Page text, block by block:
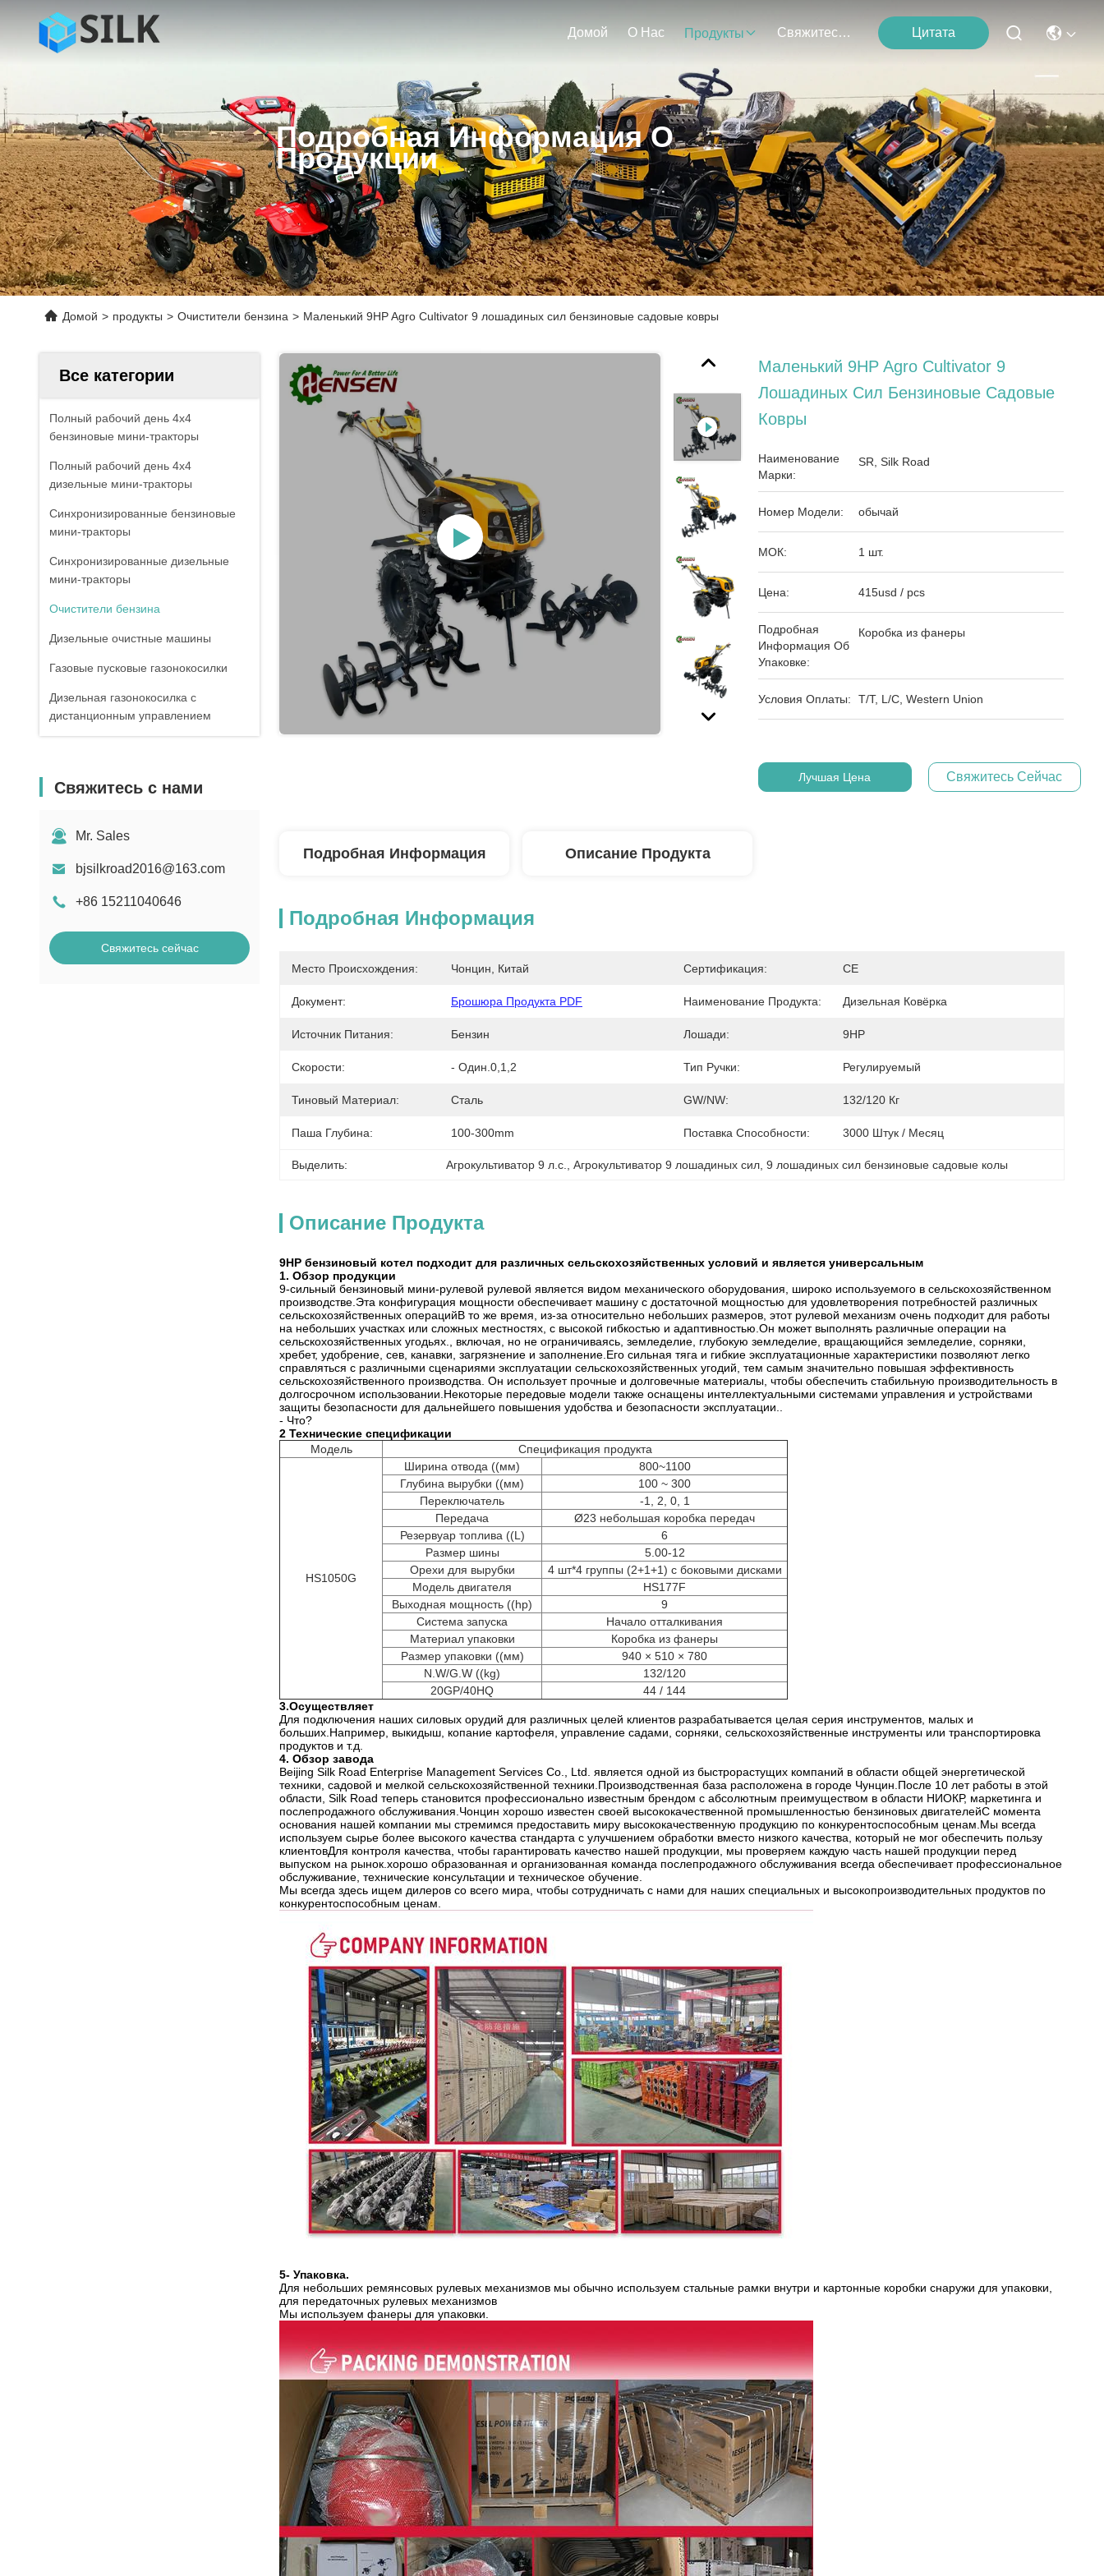
Домой О Нас Продукты Свяжитесь С Нами Цитата
Подробная Информация О
Продукции
Домой > продукты > Очистители бензина > Маленький 9HP Agro Cultivator 9 лошадиных сил бензиновые садовые ковры
Все категории
Полный рабочий день 4x4
бензиновые мини-тракторы
Полный рабочий день 4x4
дизельные мини-тракторы
Синхронизированные бензиновые
мини-тракторы
Синхронизированные дизельные
мини-тракторы
Очистители бензина
Дизельные очистные машины
Газовые пусковые газонокосилки
Дизельная газонокосилка с
дистанционным управлением
Свяжитесь с нами
Mr. Sales
bjsilkroad2016@163.com
+86 15211040646
Свяжитесь сейчас
Маленький 9HP Agro Cultivator 9
Лошадиных Сил Бензиновые Садовые
Ковры
Наименование
Марки:
SR, Silk Road
Номер Модели: обычай
МОК: 1 шт.
Цена: 415usd / pcs
Подробная
Информация Об
Упаковке:
Коробка из фанеры
Условия Оплаты: T/T, L/C, Western Union
Лучшая Цена Свяжитесь Сейчас
Подробная Информация Описание Продукта
Подробная Информация
Место Происхождения: Чонцин, Китай Сертификация: CE
Документ: Брошюра Продукта PDF Наименование Продукта: Дизельная Ковёрка
Источник Питания: Бензин Лошади: 9HP
Скорости: - Один.0,1,2 Тип Ручки: Регулируемый
Тиновый Материал: Сталь GW/NW: 132/120 Кг
Паша Глубина: 100-300mm Поставка Способности: 3000 Штук / Месяц
Выделить: Агрокультиватор 9 л.с. , Агрокультиватор 9 лошадиных сил , 9 лошадиных сил бензиновые садовые колы
Описание Продукта
9HP бензиновый котел подходит для различных сельскохозяйственных условий и является универсальным
1. Обзор продукции
9-сильный бензиновый мини-рулевой рулевой является видом механического оборудования, широко используемого в сельскохозяйственном
производстве.Эта конфигурация мощности обеспечивает машину с достаточной мощностью для удовлетворения потребностей различных
сельскохозяйственных операцийВ то же время, из-за относительно небольших размеров, этот рулевой механизм очень подходит для работы
на небольших участках или сложных местностях, с высокой гибкостью и адаптивностью.Он может выполнять различные операции на
сельскохозяйственных угодьях., включая, но не ограничиваясь, земледелие, глубокую земледелие, вращающийся земледелие, сорняки,
хребет, удобрение, сев, канавки, загрязнение и заполнение.Его сильная тяга и гибкие эксплуатационные характеристики позволяют легко
справляться с различными сценариями эксплуатации сельскохозяйственных угодий, тем самым значительно повышая эффективность
сельскохозяйственного производства. Он использует прочные и долговечные материалы, чтобы обеспечить стабильную производительность в
долгосрочном использовании.Некоторые передовые модели также оснащены интеллектуальными системами управления и устройствами
защиты безопасности для дальнейшего повышения удобства и безопасности эксплуатации..
- Что?
2 Технические спецификации
Модель
Спецификация продукта
HS1050G
Ширина отвода ((мм)
800~1100
Глубина вырубки ((мм)
100 ~ 300
Переключатель
-1, 2, 0, 1
Передача
Ø23 небольшая коробка передач
Резервуар топлива ((L)
6
Размер шины
5.00-12
Орехи для вырубки
4 шт*4 группы (2+1+1) с боковыми дисками
Модель двигателя
HS177F
Выходная мощность ((hp)
9
Система запуска
Начало отталкивания
Материал упаковки
Коробка из фанеры
Размер упаковки ((мм)
940 × 510 × 780
N.W/G.W ((kg)
132/120
20GP/40HQ
44 / 144
3.Осуществляет
Для подключения наших силовых орудий для различных целей клиентов разрабатывается целая серия инструментов, малых и
больших.Например, выкидыш, копание картофеля, управление садами, сорняки, сельскохозяйственные инструменты или транспортировка
продуктов и т.д.
4. Обзор завода
Beijing Silk Road Enterprise Management Services Co., Ltd. является одной из быстрорастущих компаний в области общей энергетической
техники, садовой и мелкой сельскохозяйственной техники.Производственная база расположена в городе Чунцин.После 10 лет работы в этой
области, Silk Road теперь становится профессионально известным брендом с абсолютным преимуществом в области НИОКР, маркетинга и
послепродажного обслуживания.Чонцин хорошо известен своей высококачественной промышленностью бензиновых двигателейС момента
основания нашей компании мы стремимся предоставить миру высококачественную продукцию по конкурентоспособным ценам.Мы всегда
используем сырье более высокого качества стандарта с улучшением обработки вместо низкого качества, который не мог обеспечить пользу
клиентовДля контроля качества, чтобы гарантировать качество нашей продукции, мы проверяем каждую часть нашей продукции перед
выпуском на рынок.хорошо образованная и организованная команда послепродажного обслуживания всегда обеспечивает профессиональное
обслуживание, технические консультации и техническое обучение.
Мы всегда здесь ищем дилеров со всего мира, чтобы сотрудничать с нами для наших специальных и высокопроизводительных продуктов по
конкурентоспособным ценам.
5- Упаковка.
Для небольших ремянсовых рулевых механизмов мы обычно используем стальные рамки внутри и картонные коробки снаружи для упаковки,
для передаточных рулевых механизмов
Мы используем фанеры для упаковки.